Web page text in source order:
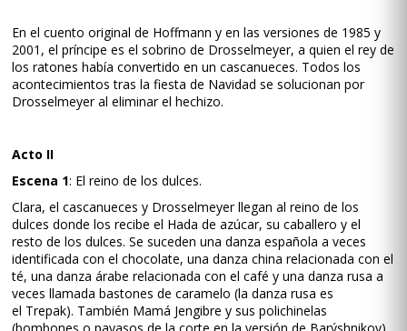
En el cuento original de Hoffmann y en las versiones de 1985 y
2001, el príncipe es el sobrino de Drosselmeyer, a quien el rey de
los ratones había convertido en un cascanueces. Todos los
acontecimientos tras la fiesta de Navidad se solucionan por
Drosselmeyer al eliminar el hechizo.
Acto II
Escena 1: El reino de los dulces.
Clara, el cascanueces y Drosselmeyer llegan al reino de los
dulces donde los recibe el Hada de azúcar, su caballero y el
resto de los dulces. Se suceden una danza española a veces
identificada con el chocolate, una danza china relacionada con el
té, una danza árabe relacionada con el café y una danza rusa a
veces llamada bastones de caramelo (la danza rusa es
el Trepak). También Mamá Jengibre y sus polichinelas